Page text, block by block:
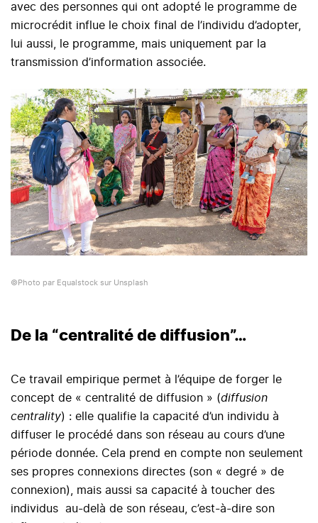
avec des personnes qui ont adopté le programme de
microcrédit influe le choix final de l’individu d’adopter,
lui aussi, le programme, mais uniquement par la
transmission d’information associée.
©Photo par Equalstock sur Unsplash
De la “centralité de diffusion”…
Ce travail empirique permet à l’équipe de forger le
concept de « centralité de diffusion » (diffusion
centrality) : elle qualifie la capacité d’un individu à
diffuser le procédé dans son réseau au cours d’une
période donnée. Cela prend en compte non seulement
ses propres connexions directes (son « degré » de
connexion), mais aussi sa capacité à toucher des
individus au-delà de son réseau, c’est-à-dire son